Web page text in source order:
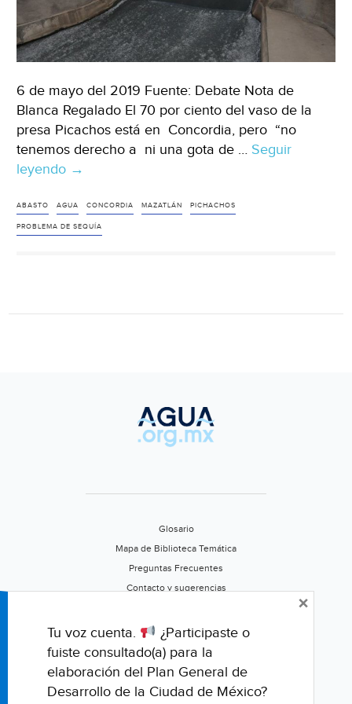
Mazatlán)
6 de mayo del 2019 Fuente: Debate Nota de
Blanca Regalado El 70 por ciento del vaso de la
presa Picachos está en Concordia, pero “no
tenemos derecho a ni una gota de … Seguir
leyendo Concordia:
recibimos
ni
→
ABASTO AGUA CONCORDIA MAZATLÁN PICHACHOS
PROBLEMA DE SEQUÍA
Glosario
Mapa de Biblioteca Temática
Preguntas Frecuentes
Contacto y sugerencias
Califica este portal
Tu voz cuenta.
¿Participaste o
fuiste consultado(a) para la
elaboración del Plan General de
Desarrollo de la Ciudad de México?
×